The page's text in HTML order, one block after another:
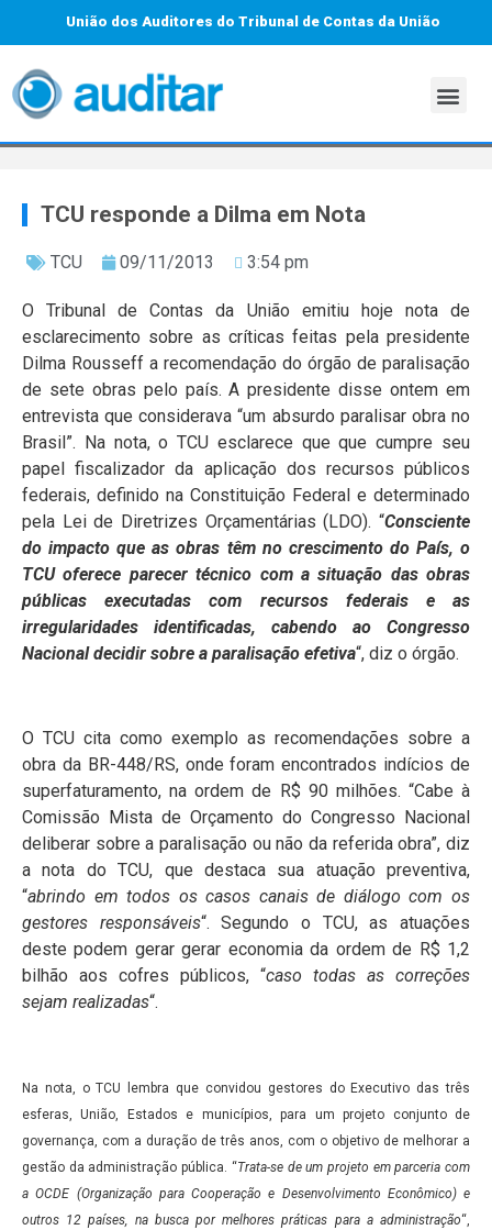
União dos Auditores do Tribunal de Contas da União
TCU responde a Dilma em Nota
TCU 09/11/2013 3:54 pm
O Tribunal de Contas da União emitiu hoje nota de
esclarecimento sobre as críticas feitas pela presidente
Dilma Rousseff a recomendação do órgão de paralisação
de sete obras pelo país. A presidente disse ontem em
entrevista que considerava “um absurdo paralisar obra no
Brasil”. Na nota, o TCU esclarece que que cumpre seu
papel fiscalizador da aplicação dos recursos públicos
federais, definido na Constituição Federal e determinado
pela Lei de Diretrizes Orçamentárias (LDO). “Consciente
do impacto que as obras têm no crescimento do País, o
TCU oferece parecer técnico com a situação das obras
públicas executadas com recursos federais e as
irregularidades identificadas, cabendo ao Congresso
Nacional decidir sobre a paralisação efetiva“, diz o órgão.
O TCU cita como exemplo as recomendações sobre a
obra da BR-448/RS, onde foram encontrados indícios de
superfaturamento, na ordem de R$ 90 milhões. “Cabe à
Comissão Mista de Orçamento do Congresso Nacional
deliberar sobre a paralisação ou não da referida obra”, diz
a nota do TCU, que destaca sua atuação preventiva,
“abrindo em todos os casos canais de diálogo com os
gestores responsáveis“. Segundo o TCU, as atuações
deste podem gerar gerar economia da ordem de R$ 1,2
bilhão aos cofres públicos, “caso todas as correções
sejam realizadas“.
Na nota, o TCU lembra que convidou gestores do Executivo das três
esferas, União, Estados e municípios, para um projeto conjunto de
governança, com a duração de três anos, com o objetivo de melhorar a
gestão da administração pública. “Trata-se de um projeto em parceria com
a OCDE (Organização para Cooperação e Desenvolvimento Econômico) e
outros 12 países, na busca por melhores práticas para a administração“,